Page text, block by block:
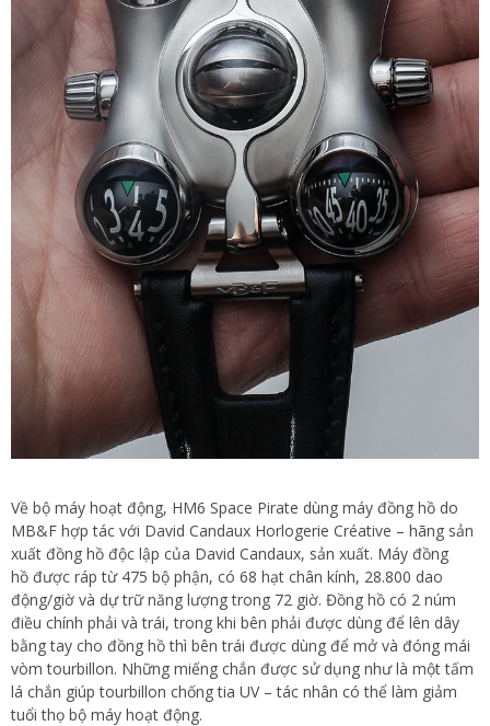
Về bộ máy hoạt động, HM6 Space Pirate dùng máy đồng hồ do
MB&F hợp tác với David Candaux Horlogerie Créative – hãng sản
xuất đồng hồ độc lập của David Candaux, sản xuất. Máy đồng
hồ được ráp từ 475 bộ phận, có 68 hạt chân kính, 28.800 dao
động/giờ và dự trữ năng lượng trong 72 giờ. Đồng hồ có 2 núm
điều chính phải và trái, trong khi bên phải được dùng để lên dây
bằng tay cho đồng hồ thì bên trái được dùng để mở và đóng mái
vòm tourbillon. Những miếng chắn được sử dụng như là một tấm
lá chắn giúp tourbillon chống tia UV – tác nhân có thể làm giảm
tuổi thọ bộ máy hoạt động.